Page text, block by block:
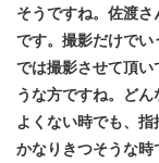
そうですね。佐渡
です。撮影だけで
では撮影させて頂
うな方ですね。ど
よくない時でも、指
かなりきつそうな